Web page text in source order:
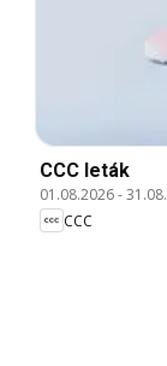
CCC leták
01.08.2026-
CCC